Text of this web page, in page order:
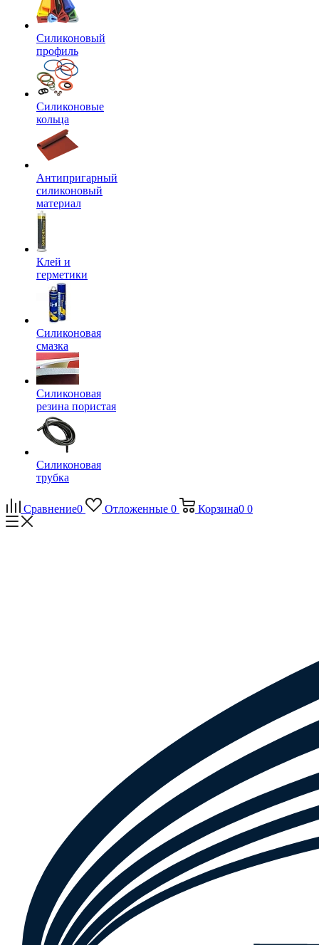
Силиконовый
профиль
Силиконовые
кольца
Антипригарный
силиконовый
материал
Клей и
герметики
Силиконовая
смазка
Силиконовая
резина пористая
Силиконовая
трубка
Сравнение0 Отложенные 0 Корзина0 0